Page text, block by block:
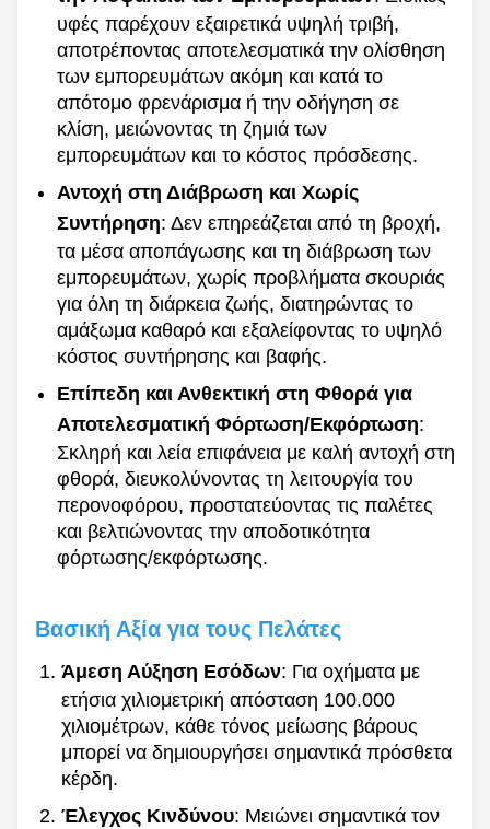
υφές παρέχουν εξαιρετικά υψηλή τριβή,
αποτρέποντας αποτελεσματικά την ολίσθηση
των εμπορευμάτων ακόμη και κατά το
απότομο φρενάρισμα ή την οδήγηση σε
κλίση, μειώνοντας τη ζημιά των
εμπορευμάτων και το κόστος πρόσδεσης.
Αντοχή στη Διάβρωση και Χωρίς
Συντήρηση: Δεν επηρεάζεται από τη βροχή,
τα μέσα αποπάγωσης και τη διάβρωση των
εμπορευμάτων, χωρίς προβλήματα σκουριάς
για όλη τη διάρκεια ζωής, διατηρώντας το
αμάξωμα καθαρό και εξαλείφοντας το υψηλό
κόστος συντήρησης και βαφής.
Επίπεδη και Ανθεκτική στη Φθορά για
Αποτελεσματική Φόρτωση/Εκφόρτωση:
Σκληρή και λεία επιφάνεια με καλή αντοχή στη
φθορά, διευκολύνοντας τη λειτουργία του
περονοφόρου, προστατεύοντας τις παλέτες
και βελτιώνοντας την αποδοτικότητα
φόρτωσης/εκφόρτωσης.
Βασική Αξία για τους Πελάτες
Άμεση Αύξηση Εσόδων: Για οχήματα με
ετήσια χιλιομετρική απόσταση 100.000
χιλιομέτρων, κάθε τόνος μείωσης βάρους
μπορεί να δημιουργήσει σημαντικά πρόσθετα
κέρδη.
Έλεγχος Κινδύνου: Μειώνει σημαντικά τον